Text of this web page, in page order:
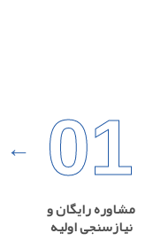
01
مشاوره رایگان و
نیازسنجی اولیه